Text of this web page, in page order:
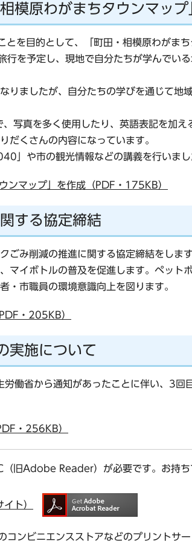
模原わがまちタウンマッ
を目的として、「町田・相模原わがまち
を予定し、現地で自分たちが学んでい
りましたが、自分たちの学びを通じて地
写真を多く使用したり、英語表記を加
だくさんの内容になっています。
」や市の観光情報などの講義を行いまし
ンマップ」を作成（PDF・175KB）
する協定締結
ごみ削減の推進に関する協定締結をします
マイボトルの普及を促進します。ペット
・市職員の環境意識向上を図ります。
・205KB）
実施について
働省から通知があったことに伴い、3回
・256KB）
旧Adobe Reader）が必要です。お持
ト）
ンビニエンスストアなどのプリントサ